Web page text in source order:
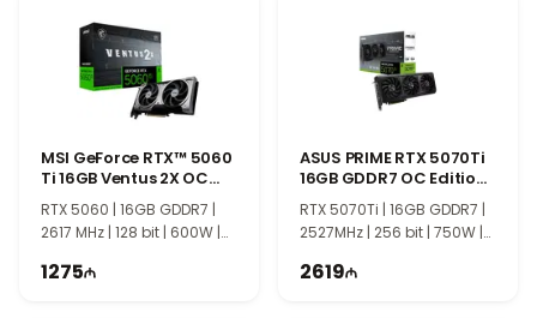
MSI GeForce RTX™ 5060
Ti 16GB Ventus 2X OC
Plus
RTX 5060 | 16GB GDDR7 |
2617 MHz | 128 bit | 600W |
1275
ASUS PRIME RTX 5070Ti
16GB GDDR7 OC Edition
90YV0MF0-M0NA00
RTX 5070Ti | 16GB GDDR7 |
2527MHz | 256 bit | 750W |
2619